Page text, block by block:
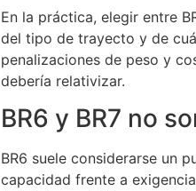
En la práctica, elegir entre
del tipo de trayecto y de
penalizaciones de peso y
debería relativizar.
BR6 y BR7 no
BR6 suele considerarse un
capacidad frente a